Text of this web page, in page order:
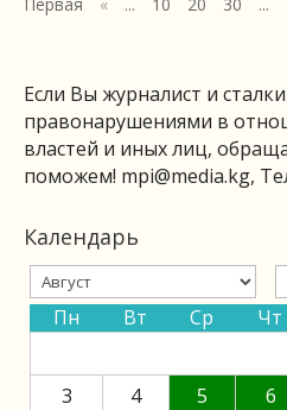
Если Вы журналист и
правонарушениями в
властей и иных лиц,
поможем! mpi@media.kg,
Календарь
Пн Вт Ср Чт
3
4 5 6